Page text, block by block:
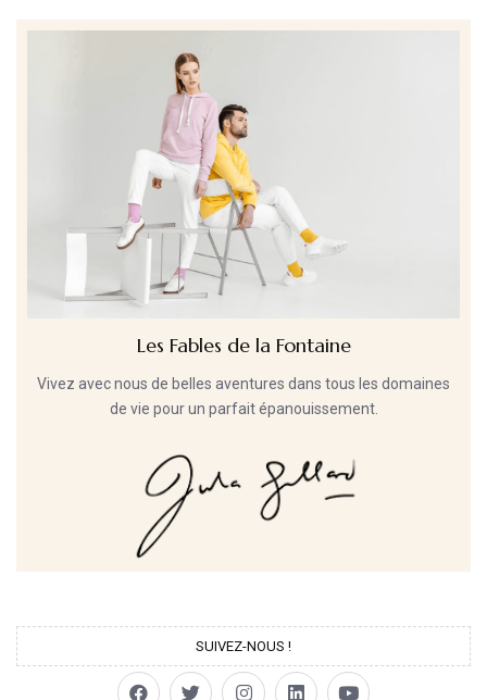
Les Fables de la Fontaine
Vivez avec nous de belles aventures dans tous les domaines
de vie pour un parfait épanouissement.
SUIVEZ-NOUS !